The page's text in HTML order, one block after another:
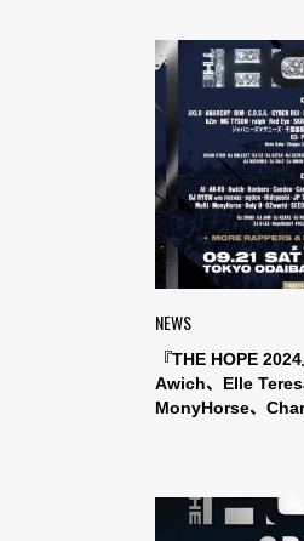
NEWS
『THE HOPE
Awich、Elle
MonyHorse、